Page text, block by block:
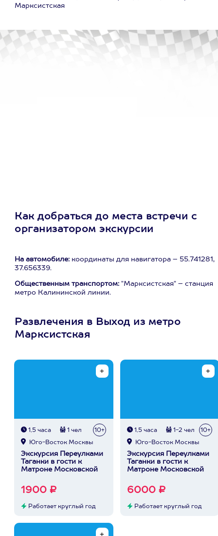
Марксистская
Как добраться до места встречи с
организатором экскурсии
На автомобиле: координаты для навигатора – 55.741281,
37.656339.
Общественным транспортом: "Марксистская" – станция
метро Калининской линии.
Развлечения в Выход из метро
Марксистская
1,5 часа 1 чел 10+
Юго-Восток Москвы
Экскурсия Переулками
Таганки в гости к
Матроне Московской
1900 ₽
Работает круглый год
1,5 часа 1-2 чел 10+
Юго-Восток Москвы
Экскурсия Переулками
Таганки в гости к
Матроне Московской
6000 ₽
Работает круглый год